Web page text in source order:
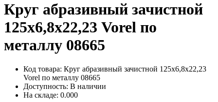
Круг абразивный зачистной
125х6,8х22,23 Vorel по
металлу 08665
Код товара: Круг абразивный зачистной 125х6,8х22,23
Vorel по металлу 08665
Доступность: В наличии
На складе: 0.000